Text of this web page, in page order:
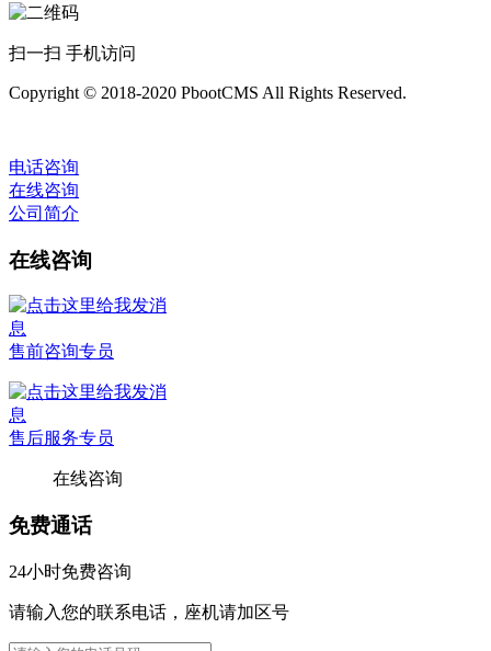
扫一扫 手机访问
Copyright © 2018-2020 PbootCMS All Rights Reserved.
电话咨询
在线咨询
公司简介
在线咨询
售前咨询专员
售后服务专员
在线咨询
免费通话
24小时免费咨询
请输入您的联系电话，座机请加区号